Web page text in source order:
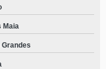
Maia
Grandes